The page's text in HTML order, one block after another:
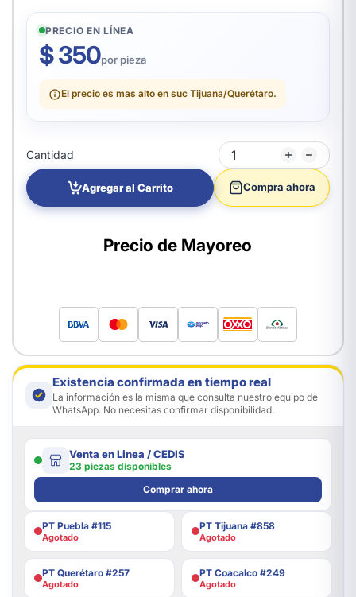
PRECIO EN LÍNEA
$ 350por pieza
El precio es mas alto en suc Tijuana/Querétaro.
Cantidad
Agregar al Carrito Compra ahora
Precio de Mayoreo
Existencia confirmada en tiempo real
La información es la misma que consulta nuestro equipo de
WhatsApp. No necesitas confirmar disponibilidad.
Venta en Linea / CEDIS
23 piezas disponibles
Comprar ahora
PT Puebla #115
Agotado
PT Tijuana #858
Agotado
PT Querétaro #257
Agotado
PT Coacalco #249
Agotado